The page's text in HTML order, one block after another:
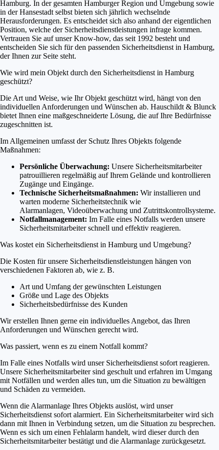
Hamburg. In der gesamten Hamburger Region und Umgebung sowie
in der Hansestadt selbst bieten sich jährlich wechselnde
Herausforderungen. Es entscheidet sich also anhand der eigentlichen
Position, welche der Sicherheitsdienstleistungen infrage kommen.
Vertrauen Sie auf unser Know-how, das seit 1992 besteht und
entscheiden Sie sich für den passenden Sicherheitsdienst in Hamburg,
der Ihnen zur Seite steht.
Wie wird mein Objekt durch den Sicherheitsdienst in Hamburg
geschützt?
Die Art und Weise, wie Ihr Objekt geschützt wird, hängt von den
individuellen Anforderungen und Wünschen ab. Hauschildt & Blunck
bietet Ihnen eine maßgeschneiderte Lösung, die auf Ihre Bedürfnisse
zugeschnitten ist.
Im Allgemeinen umfasst der Schutz Ihres Objekts folgende
Maßnahmen:
Persönliche Überwachung: Unsere Sicherheitsmitarbeiter
patrouillieren regelmäßig auf Ihrem Gelände und kontrollieren
Zugänge und Eingänge.
Technische Sicherheitsmaßnahmen: Wir installieren und
warten moderne Sicherheitstechnik wie
Alarmanlagen, Videoüberwachung und Zutrittskontrollsysteme.
Notfallmanagement: Im Falle eines Notfalls werden unsere
Sicherheitsmitarbeiter schnell und effektiv reagieren.
Was kostet ein Sicherheitsdienst in Hamburg und Umgebung?
Die Kosten für unsere Sicherheitsdienstleistungen hängen von
verschiedenen Faktoren ab, wie z. B.
Art und Umfang der gewünschten Leistungen
Größe und Lage des Objekts
Sicherheitsbedürfnisse des Kunden
Wir erstellen Ihnen gerne ein individuelles Angebot, das Ihren
Anforderungen und Wünschen gerecht wird.
Was passiert, wenn es zu einem Notfall kommt?
Im Falle eines Notfalls wird unser Sicherheitsdienst sofort reagieren.
Unsere Sicherheitsmitarbeiter sind geschult und erfahren im Umgang
mit Notfällen und werden alles tun, um die Situation zu bewältigen
und Schäden zu vermeiden.
Wenn die Alarmanlage Ihres Objekts auslöst, wird unser
Sicherheitsdienst sofort alarmiert. Ein Sicherheitsmitarbeiter wird sich
dann mit Ihnen in Verbindung setzen, um die Situation zu besprechen.
Wenn es sich um einen Fehlalarm handelt, wird dieser durch den
Sicherheitsmitarbeiter bestätigt und die Alarmanlage zurückgesetzt.